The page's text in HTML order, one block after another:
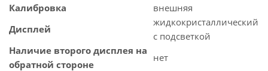
Калибровка
внешняя
Дисплей
жидкокристаллический
с подсветкой
Наличие второго дисплея на
обратной стороне
нет